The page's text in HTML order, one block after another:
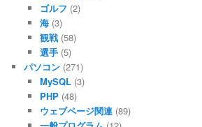
ゴルフ (2)
海(3)
観戦(58)
選手(5)
パソコン (271)
MySQL(3)
PHP(48)
ウェブページ関連(89)